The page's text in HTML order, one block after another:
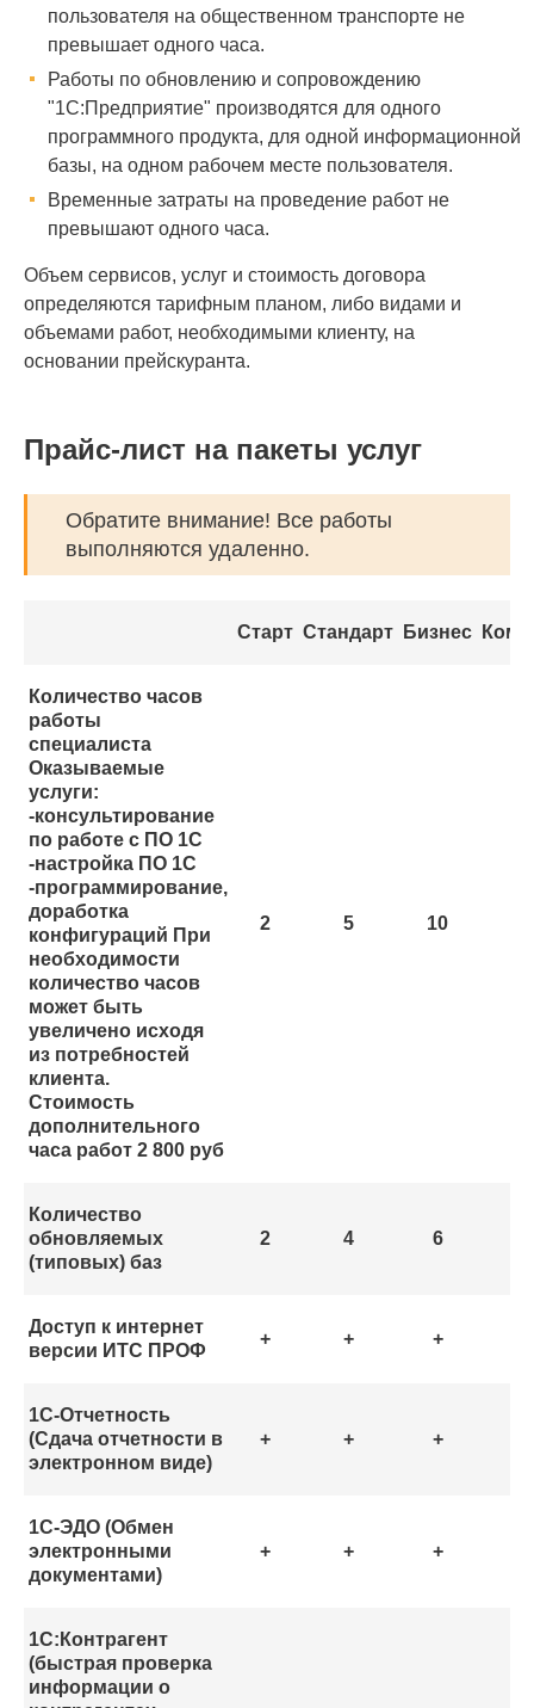
пользователя на общественном транспорте не
превышает одного часа.
Работы по обновлению и сопровождению
"1С:Предприятие" производятся для одного
программного продукта, для одной информационной
базы, на одном рабочем месте пользователя.
Временные затраты на проведение работ не
превышают одного часа.
Объем сервисов, услуг и стоимость договора
определяются тарифным планом, либо видами и
объемами работ, необходимыми клиенту, на
основании прейскуранта.
Прайс-лист на пакеты услуг
Обратите внимание! Все работы
выполняются удаленно.
Старт Стандарт Бизнес
Количество часов
работы
специалиста
Оказываемые
услуги:
-консультирование
по работе с ПО 1С
-настройка ПО 1С
-программирование,
доработка
конфигураций При
необходимости
количество часов
может быть
увеличено исходя
из потребностей
клиента.
Стоимость
дополнительного
часа работ 2 800 руб
2 5 10
Количество
обновляемых
(типовых) баз
2 4 6
Доступ к интернет
версии ИТС ПРОФ
+ + +
1С-Отчетность
(Сдача отчетности в
электронном виде)
+ + +
1С-ЭДО (Обмен
электронными
документами)
+ + +
1С:Контрагент
(быстрая проверка
информации о